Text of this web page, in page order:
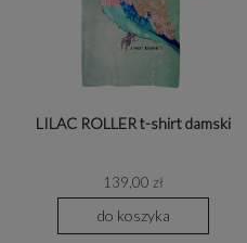
LILAC ROLLER t-shirt damski
139,00 zł
do koszyka